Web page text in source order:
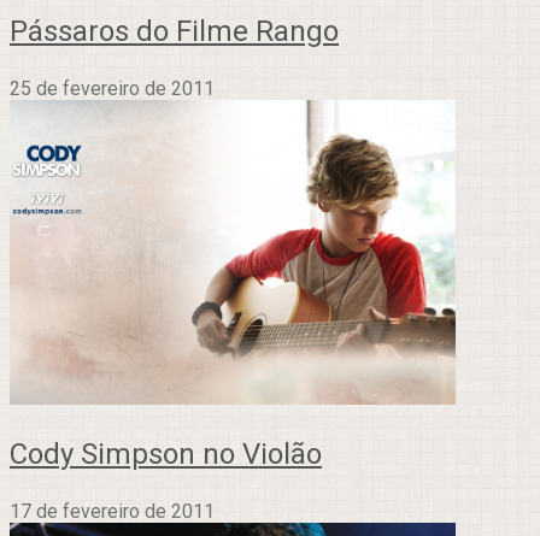
Pássaros do Filme Rango
25 de fevereiro de 2011
Cody Simpson no Violão
17 de fevereiro de 2011